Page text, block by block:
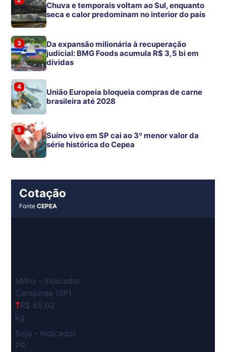
Chuva e temporais voltam ao Sul, enquanto
seca e calor predominam no interior do país
3
Da expansão milionária à recuperação
judicial: BMG Foods acumula R$ 3,5 bi em
dívidas
4
União Europeia bloqueia compras de carne
brasileira até 2028
5
Suíno vivo em SP cai ao 3º menor valor da
série histórica do Cepea
Cotação
FonteCEPEA
Milho - Indicador
Campinas (SP)
R$ 65,02
kg
Soja - Indicador
PR